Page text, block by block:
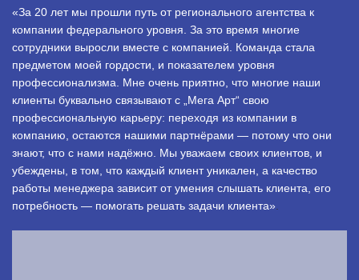
«За 20 лет мы прошли путь от регионального агентства к
компании федерального уровня. За это время многие
сотрудники выросли вместе с компанией. Команда стала
предметом моей гордости, и показателем уровня
профессионализма. Мне очень приятно, что многие наши
клиенты буквально связывают с „Мега Арт“ свою
профессиональную карьеру: переходя из компании в
компанию, остаются нашими партнёрами — потому что они
знают, что с нами надёжно. Мы уважаем своих клиентов, и
убеждены, в том, что каждый клиент уникален, а качество
работы менеджера зависит от умения слышать клиента, его
потребность — помогать решать задачи клиента»